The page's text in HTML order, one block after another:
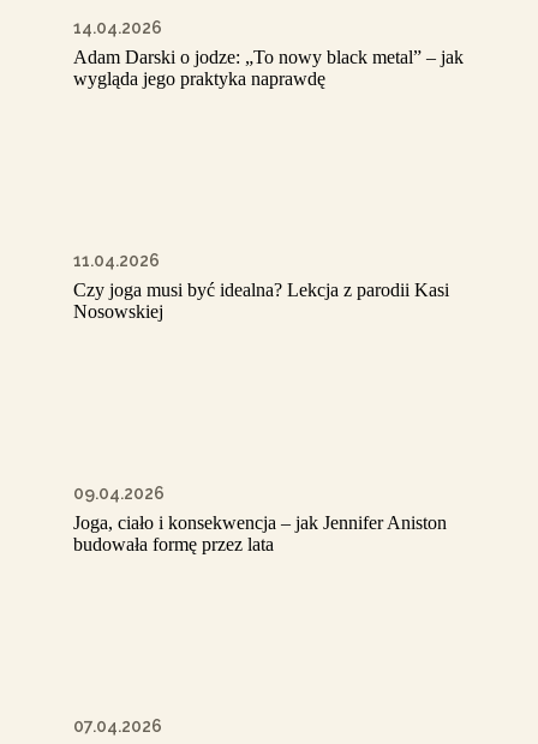
14.04.2026
Adam Darski o jodze: „To nowy black metal” – jak
wygląda jego praktyka naprawdę
11.04.2026
Czy joga musi być idealna? Lekcja z parodii Kasi
Nosowskiej
09.04.2026
Joga, ciało i konsekwencja – jak Jennifer Aniston
budowała formę przez lata
07.04.2026